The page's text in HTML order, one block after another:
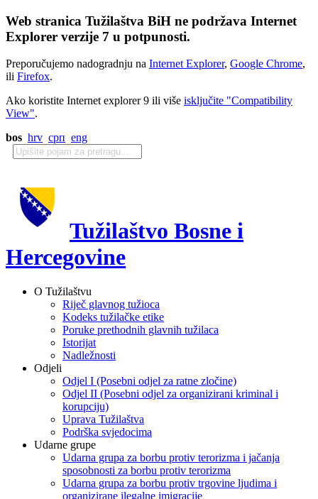
Web stranica Tužilaštva BiH ne podržava Internet
Explorer verzije 7 u potpunosti.
Preporučujemo nadogradnju na Internet Explorer, Google Chrome,
ili Firefox.
Ako koristite Internet explorer 9 ili više isključite "Compatibility
View".
bos hrv срп eng
Tužilaštvo Bosne i
Hercegovine
O Tužilaštvu
Riječ glavnog tužioca
Kodeks tužilačke etike
Poruke prethodnih glavnih tužilaca
Istorijat
Nadležnosti
Odjeli
Odjel I (Posebni odjel za ratne zločine)
Odjel II (Posebni odjel za organizirani kriminal i
korupciju)
Uprava Tužilaštva
Podrška svjedocima
Udarne grupe
Udarna grupa za borbu protiv terorizma i jačanja
sposobnosti za borbu protiv terorizma
Udarna grupa za borbu protiv trgovine ljudima i
organizirane ilegalne imigracije